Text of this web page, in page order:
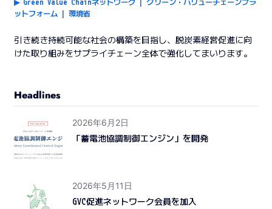
▶︎ Green Value Chainネットワーク | グリーン・バリューチェーンプラ
ットフォーム | 環境省
引き続き持続可能な社会の構築を目指し、脱炭素経営促進に向
けた取り組みをサプライチェーン全体で強化してまいります。
Headlines
2026年6月2日
「蓄電池協調制御エンジン」を開発
2026年5月11日
GVC促進ネットワーク会員を加入